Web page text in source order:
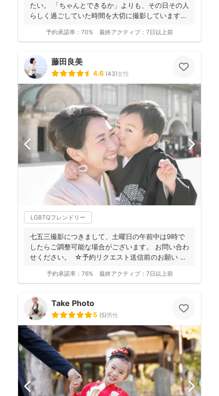
たい。 「ちゃんとできるか」よりも、その日その人
らしく過ごしていた時間を大切に撮影しています。
予約承諾率： 70% 最終アクティブ： 7日以上前
藤田良美
4.6 (43)女性
LGBTQフレンドリー
七五三撮影につきまして、土曜日の午前中は9時で
したらご調整可能な場合がございます。 お問い合わ
せください。 ☆予約リクエスト送信前のお願い ま
予約承諾率： 76% 最終アクティブ： 7日以上前
Take Photo
5 (5)男性